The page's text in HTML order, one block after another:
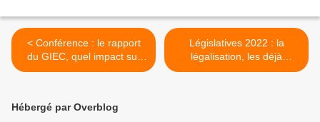
< Conférence : le rapport
du GIEC, quel impact sur
nos vie?
Législatives 2022 : la
légalisation, les déjà
candidats et moi. >
Hébergé par Overblog